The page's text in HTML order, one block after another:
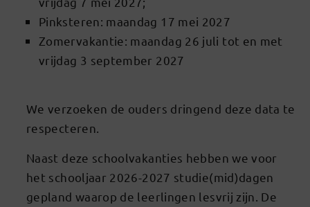
Pinksteren: maandag 17 mei 2027
Zomervakantie: maandag 26 juli tot en met
vrijdag 3 september 2027
We verzoeken de ouders dringend deze data te
respecteren.
Naast deze schoolvakanties hebben we voor
het schooljaar 2026-2027 studie(mid)dagen
gepland waarop de leerlingen lesvrij zijn. De